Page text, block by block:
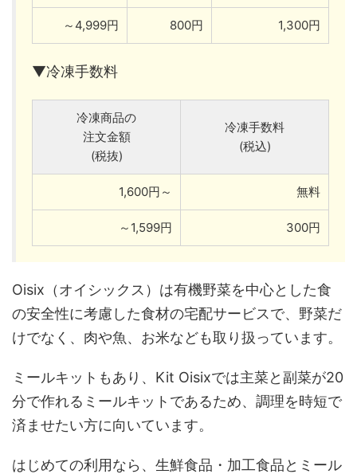
～4,999円 800円 1,300円
▼冷凍手数料
冷凍商品の
注文金額
(税抜)
冷凍手数料
(税込)
1,600円～ 無料
～1,599円 300円
Oisix（オイシックス）は有機野菜を中心とした食
の安全性に考慮した食材の宅配サービスで、野菜だ
けでなく、肉や魚、お米なども取り扱っています。
ミールキットもあり、Kit Oisixでは主菜と副菜が20
分で作れるミールキットであるため、調理を時短で
済ませたい方に向いています。
はじめての利用なら、生鮮食品・加工食品とミール